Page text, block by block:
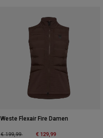
Weste Flexair Fire Damen
Price reduced from
€ 199,99to € 129,99